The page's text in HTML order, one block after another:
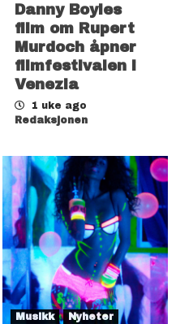
Danny Boyles
film om Rupert
Murdoch åpner
filmfestivalen i
Venezia
1 uke ago
Redaksjonen
Musikk Nyheter